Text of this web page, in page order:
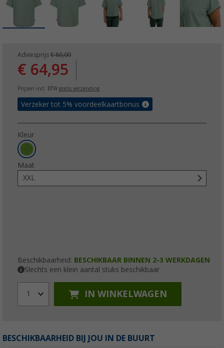
Adviesprijs € 80,00
€ 64,95
Prijzen incl. BTW gratis verzending
Verzeker tot 5% voordeelkaartbonus
Kleur
Maat
XXL
Beschikbaarheid: BESCHIKBAAR BINNEN 2-3 WERKDAGEN
Slechts een klein aantal stuks beschikbaar
1 IN WINKELWAGEN
BESCHIKBAARHEID BIJ JOU IN DE BUURT